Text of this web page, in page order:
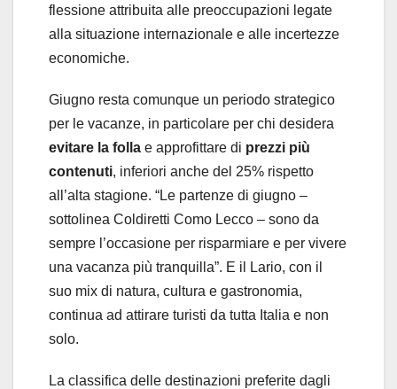
flessione attribuita alle preoccupazioni legate
alla situazione internazionale e alle incertezze
economiche.
Giugno resta comunque un periodo strategico
per le vacanze, in particolare per chi desidera
evitare la folla e approfittare di prezzi più
contenuti, inferiori anche del 25% rispetto
all’alta stagione. “Le partenze di giugno –
sottolinea Coldiretti Como Lecco – sono da
sempre l’occasione per risparmiare e per vivere
una vacanza più tranquilla”. E il Lario, con il
suo mix di natura, cultura e gastronomia,
continua ad attirare turisti da tutta Italia e non
solo.
La classifica delle destinazioni preferite dagli